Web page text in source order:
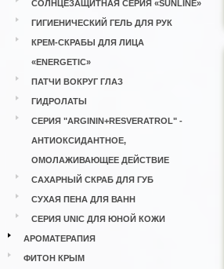
СОЛНЦЕЗАЩИТНАЯ СЕРИЯ «SUNLINE»
ГИГИЕНИЧЕСКИЙ ГЕЛЬ ДЛЯ РУК
КРЕМ-СКРАБЫ ДЛЯ ЛИЦА
«ENERGETIC»
ПАТЧИ ВОКРУГ ГЛАЗ
ГИДРОЛАТЫ
СЕРИЯ "ARGININ+RESVERATROL" -
АНТИОКСИДАНТНОЕ,
ОМОЛАЖИВАЮЩЕЕ ДЕЙСТВИЕ
САХАРНЫЙ СКРАБ ДЛЯ ГУБ
СУХАЯ ПЕНА ДЛЯ ВАНН
СЕРИЯ UNIC ДЛЯ ЮНОЙ КОЖИ
АРОМАТЕРАПИЯ
ФИТОН КРЫМ